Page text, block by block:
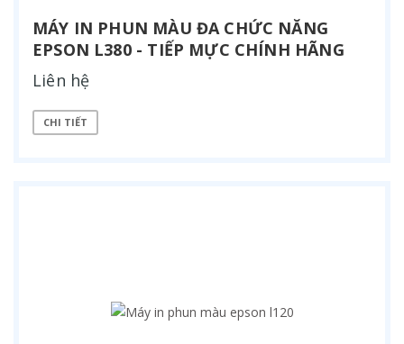
MÁY IN PHUN MÀU ĐA CHỨC NĂNG
EPSON L380 - TIẾP MỰC CHÍNH HÃNG
Liên hệ
CHI TIẾT